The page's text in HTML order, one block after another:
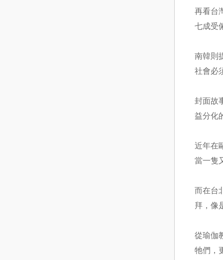
再看台
七成受
南韓則
社會必
封面故
益分化
近年在
當一隻
而在台
拜，像
從瑜伽
牠們，